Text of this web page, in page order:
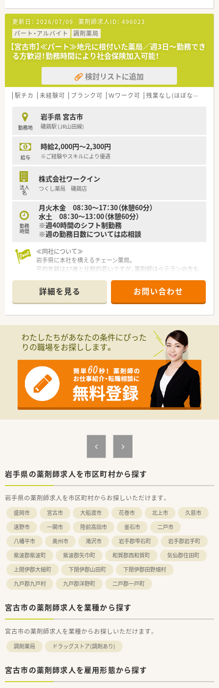
成長を続けている今でも変わりません。
◆ご希望を考慮し、キャリアアップのために店舗異動なども可能
です！管理薬剤師だけでなくエリアマネージャーや採用担当な
ど、社員の「挑戦したい」を応援してくれる社風です。
◆各地域にエリアマネージャーが在籍。お悩み相談や店舗間の
交流もしっかりできているので、安心して働ける環境が整ってい
ます。
◆人事考課制度もしっかりしています。ご自身で決めた目標に
対してのフィードバックを定期面談で実施。管理薬剤師、エリア
マネージャーだけでなく、部長もこまめに現場を回って現場の声
をヒアリングされていますので、頑張った分しっかり評価される
≪薬局紹介≫
◆循環器内科、消化器科をメインに応需しています。クリニック
る機会もあり、経験を少しずつ積むことができます。
◆薬剤師は常時3名体制をとっているため、フォロー体制が整っ
心ください♪
≪こんな方にオススメ！≫
◇これから幅広く経験を積んでいきたい方
更新日： 2026/07/09 薬剤師求人ID： 496023
パート・アルバイト
調剤薬局
【宮古市】≪パート≫地元に根付いた薬局／週3日～勤務でき
る方歓迎！勤務時間により社会保険加入可能！
検討リストに追加
駅チカ 未経験可 ブランク可 Ｗワーク可 残業なし(ほぼなし含む)
勤務地
岩手県 宮古市
磯鶏駅 (JR山田線)
給与
時給2,000円～2,300円
※ご経験やスキルにより優遇
法人
名
株式会社ワークイン
つくし薬局 磯鶏店
勤務
時間
月火木金 08：30～17：30（休憩60分）
水土 08：30～13：00（休憩60分）
※週40時間のシフト制勤務
※週の勤務日数については応相談
≪同社について≫
岩手県に本社を構えるチェーン薬局。
平均年齢は37歳と比較的若いですが、薬剤師はベテランの方も
地域で腰を据えて働きたい方、全国転勤を避けたいがクリニック
門前、病院門前など幅広く経験されたい方にもおすすめです。
新規出店も継続しており、今後の成長性もある優良企業です。
店舗数が増えている今でも、社長が毎年手書きのバースデーカー
≪企業ポイント≫
ご自身で決めた目標に対してのフィードバックを定期面談で実
施。
管理薬剤師、エリアマネージャーだけでなく、部長もこまめに現
場を回って現場の声をヒアリングされていますので、頑張った分
だけ評価されたい方にピッタリの職場です。
だからこそ納得感があり、定着率の良さにも繋がっています。
3年先の人事を見越して正社員の配属先を検討しており、社員一
人一人のライフステージに合わせて配属店舗の提案、職場環境の
パート薬剤師の方々にも働き方によって契約社員など雇用形態
についても相談してくださる柔軟な環境です。
≪薬局について≫
循環器科, 内科メインで100枚/日ほどの処方箋を応需していま
す。
薬品も1300品目ほど取り揃えており、ご経験を積みたい方、スキ
ルを活かしたい方におススメです。
詳細を見る お問い合わせ
わたしたちがあなたの条件にぴった
りの職場をお探しします。
岩手県の薬剤師求人を市区町村から探す
岩手県の薬剤師求人を市区町村からお探しいただけます。
盛岡市 宮古市 大船渡市 花巻市 北上市
久慈市
遠野市
一関市 陸前高田市 釜石市
二戸市
八幡平市
奥州市 滝沢市 岩手郡雫石町
岩手郡岩手町
紫波郡紫波町
紫波郡矢巾町 和賀郡西和賀町
気仙郡住田町
上閉伊郡大槌町
下閉伊郡山田町
下閉伊郡田野畑村
九戸郡九戸村
九戸郡洋野町 二戸郡一戸町
宮古市の薬剤師求人を業種から探す
宮古市の薬剤師求人を業種からお探しいただけます。
調剤薬局 ドラッグストア(調剤あり)
宮古市の薬剤師求人を雇用形態から探す